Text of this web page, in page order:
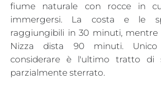
fiume naturale con rocce in
immergersi. La costa e le
raggiungibili in 30 minuti, mentre
Nizza dista 90 minuti.
considerare è l'ultimo tratto di
parzialmente sterrato.